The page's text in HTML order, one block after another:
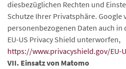
diesbezüglichen Rechten und
Schutze Ihrer Privatsphäre. Google
personenbezogenen Daten auch in
EU-US Privacy Shield unterworfen,
https://www.privacyshield.gov/EU-
VII. Einsatz von Matomo